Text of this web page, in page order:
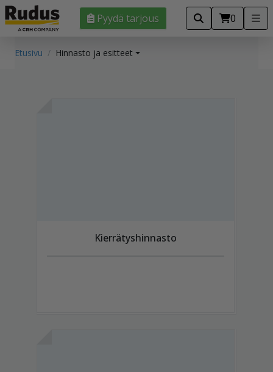
Pyydä tarjous 0
Etusivu Hinnasto ja esitteet
Kierrätyshinnasto